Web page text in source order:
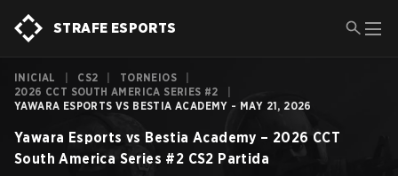
STRAFE ESPORTS
INICIAL CS2 TORNEIOS
2026 CCT SOUTH AMERICA SERIES #2
YAWARA ESPORTS VS BESTIA ACADEMY - MAY 21, 2026
Yawara Esports vs Bestia Academy – 2026 CCT
South America Series #2 CS2 Partida